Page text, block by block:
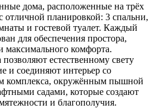
дома, расположенные на трёх
отличной планировкой: 3 спальни,
и гостевой туалет. Каждый
для обеспечения простора,
максимального комфорта.
естественному свету
и соединяют интерьер со
комплекса, окружённым пышной
садами, которые создают
и благополучия.